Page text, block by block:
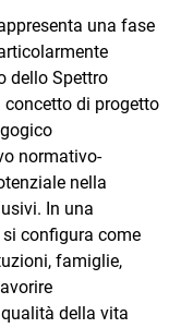
una fase
dello Spettro
di progetto
normativo-
nella
In una
configura come
famiglie,
della vita